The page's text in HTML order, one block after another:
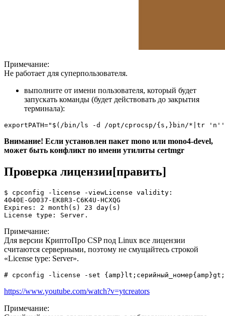
Примечание:
Не работает для суперпользователя.
выполните от имени пользователя, который будет
запускать команды (будет действовать до закрытия
терминала):
exportPATH=" $( /bin/ls -d /opt/cprocsp/{ s, } bin/* tr 'n'
Внимание! Если установлен пакет mono или mono4-devel,
может быть конфликт по имени утилиты certmgr
Проверка лицензии[править]
$ cpconfig -license -viewLicense validity:
4040E-G0037-EK8R3-C6K4U-HCXQG
Expires: 2 month(s) 23 day(s)
License type: Server.
Примечание:
Для версии КриптоПро CSP под Linux все лицензии
считаются серверными, поэтому не смущайтесь строкой
«License type: Server».
# cpconfig -license -set {amp}lt;серийный_номер{amp}gt;
https://www.youtube.com/watch?v=ytcreators
Примечание: